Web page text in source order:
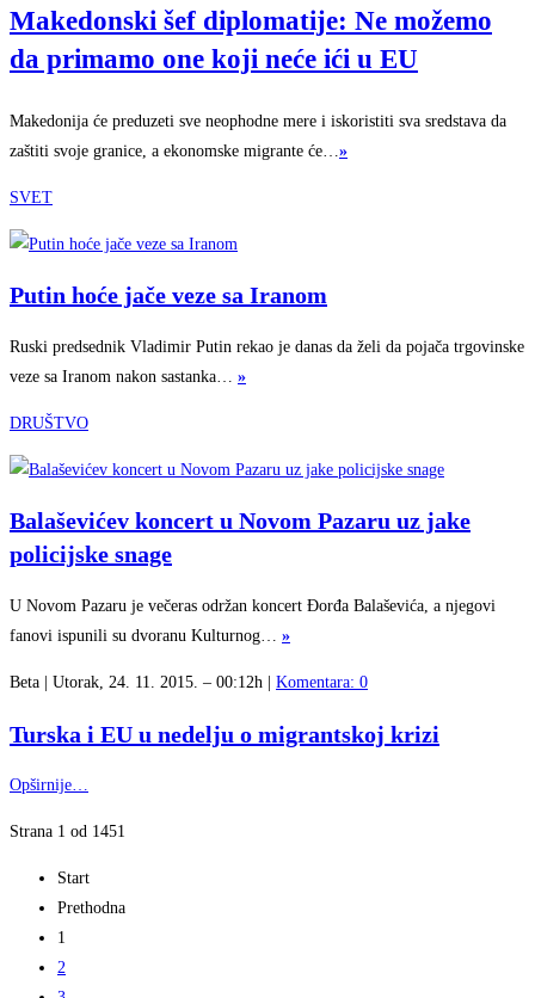
Makedonski šef diplomatije: Ne možemo
da primamo one koji neće ići u EU
Makedonija će preduzeti sve neophodne mere i iskoristiti sva sredstava da
zaštiti svoje granice, a ekonomske migrante će… »
SVET
Putin hoće jače veze sa Iranom
Ruski predsednik Vladimir Putin rekao je danas da želi da pojača trgovinske
veze sa Iranom nakon sastanka… »
DRUŠTVO
Balaševićev koncert u Novom Pazaru uz jake
policijske snage
U Novom Pazaru je večeras održan koncert Đorđa Balaševića, a njegovi
fanovi ispunili su dvoranu Kulturnog… »
Beta | Utorak, 24. 11. 2015. – 00:12h | Komentara: 0
Turska i EU u nedelju o migrantskoj krizi
Opširnije…
Strana 1 od 1451
Start
Prethodna
1
2